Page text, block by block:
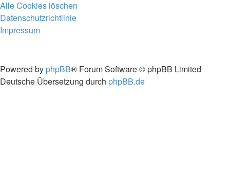
Alle Cookies löschen
Datenschutzrichtlinie
Impressum
Powered by phpBB® Forum Software © phpBB Limited
Deutsche Übersetzung durch phpBB.de